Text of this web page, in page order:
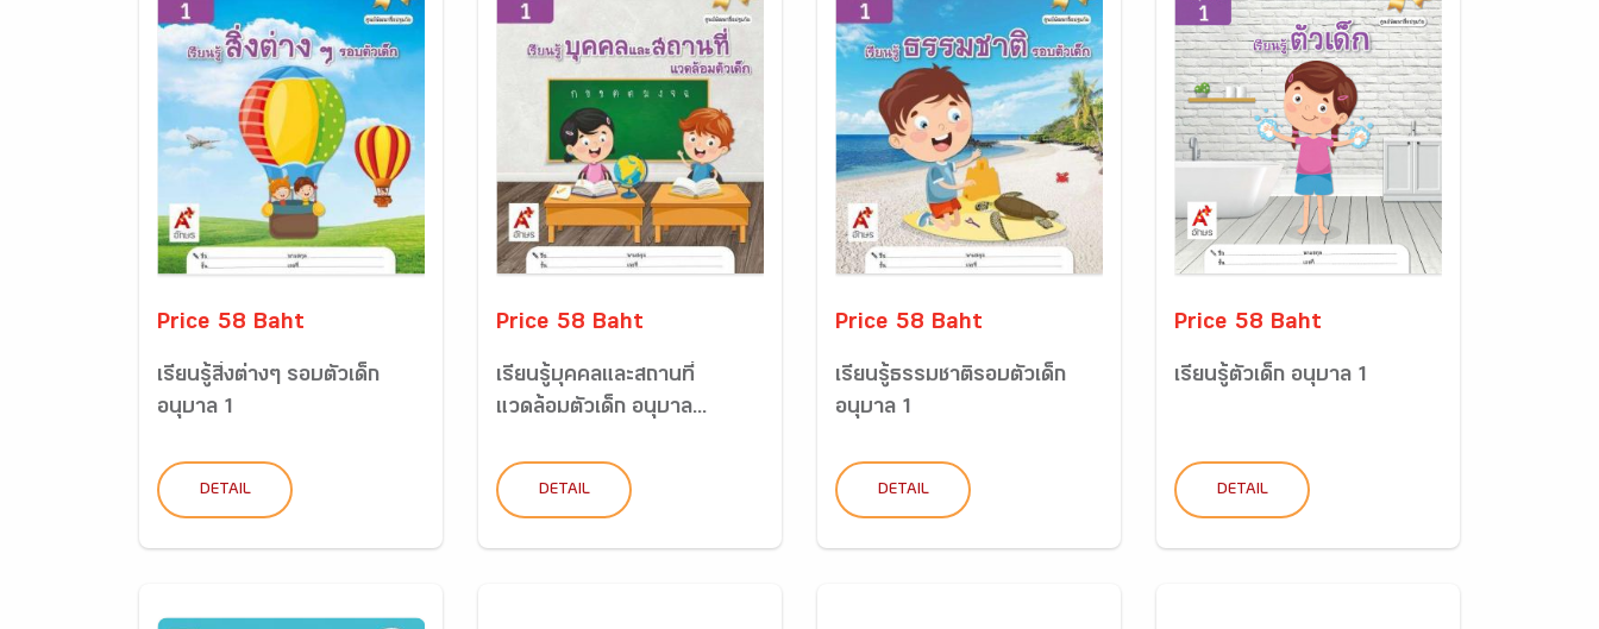
Price 58 Baht
เรียนรู้สิ่งต่างๆ รอบตัวเด็ก
อนุบาล 1
DETAIL
Price 58 Baht
เรียนรู้บุคคลและสถานที่
แวดล้อมตัวเด็ก อนุบาล...
DETAIL
Price 58 Baht
เรียนรู้ธรรมชาติรอบตัวเด็ก
อนุบาล 1
DETAIL
Price 58 Baht
เรียนรู้ตัวเด็ก อนุบาล 1
DETAIL